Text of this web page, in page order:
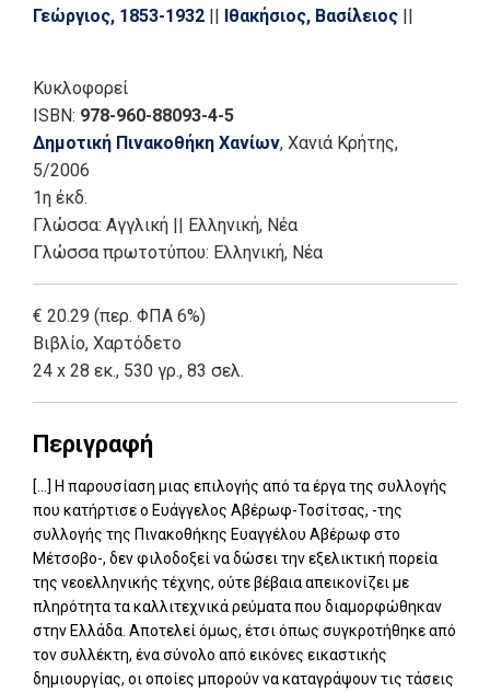
Γεώργιος, 1853-1932 || Ιθακήσιος, Βασίλειος ||
2009 || Μπραέσσας, Δήμος, 1880-1964
Νικόλαος, 1828-1909 || Οικονόμου, Αριστείδης
Πανταζής, Περικλής || Παρθένης, Κωνσταντίνος,
1878-1967
Προσαλέντης, Αιμίλιος
|| Ράλλης, Θεόδωρος || Ροϊλός, Γεώργιος
Σπυρόπουλος, Γιάννης, 1912-1990 ||
Διονύσιος || Φερεκείδης, Νικόλαος ||
Χατζηκυριάκος - Γκίκας, Νίκος, 1906-1994
Χατζής, Βασίλειος
Κυκλοφορεί
ISBN: 978-960-88093-4-5
Δημοτική Πινακοθήκη Χανίων, Χανιά Κρήτης,
5/2006
1η έκδ.
Γλώσσα: Αγγλική || Ελληνική, Νέα
Γλώσσα πρωτοτύπου: Ελληνική, Νέα
€ 20.29 (περ. ΦΠΑ 6%)
Βιβλίο, Χαρτόδετο
24 x 28 εκ., 530 γρ., 83 σελ.
Περιγραφή
[...] Η παρουσίαση μιας επιλογής από τα έργα της συλλογής
που κατήρτισε ο Ευάγγελος Αβέρωφ-Τοσίτσας, -της
συλλογής της Πινακοθήκης Ευαγγέλου Αβέρωφ στο
Μέτσοβο-, δεν φιλοδοξεί να δώσει την εξελικτική πορεία
της νεοελληνικής τέχνης, ούτε βέβαια απεικονίζει με
πληρότητα τα καλλιτεχνικά ρεύματα που διαμορφώθηκαν
στην Ελλάδα. Αποτελεί όμως, έτσι όπως συγκροτήθηκε από
τον συλλέκτη, ένα σύνολο από εικόνες εικαστικής
δημιουργίας, οι οποίες μπορούν να καταγράψουν τις τάσεις